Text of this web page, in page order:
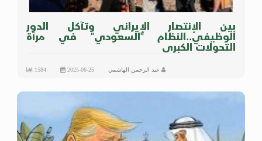
بين الإنتصار الإيراني وتآكل الدور
الوظيفي..النظام "السعودي" في مرآة
التحولات الكبرى
عبد الرحمن الهاشمي 2025-06-25
1584